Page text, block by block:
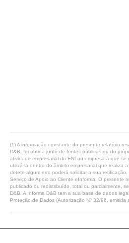
(1) A informação constante do presente relatório
D&B, foi obtida junto de fontes públicas ou do
atividade empresarial do ENI ou empresa a que
utilizá-la dentro do âmbito empresarial que realiza
detete algum erro poderá solicitar a sua
Serviço de Apoio ao Cliente eInforma. O presente
publicado ou redistribuído, total ou parcialmente,
D&B. A Informa D&B tem a sua base de dados
Proteção de Dados (Autorização Nº 32/96, emitida